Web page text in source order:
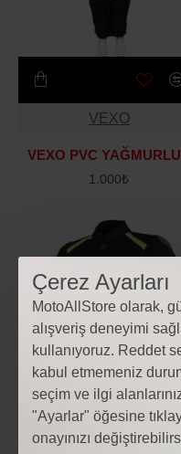
Çerez Ayarları
MotoAllStore olarak,
alışveriş deneyimi
kullanıyoruz. Reddet
kabul etmemeniz
seçim ve ilgi
"Ayarlar" öğesine
onayınızı
VEXO
VEXO PVC
1.000₺